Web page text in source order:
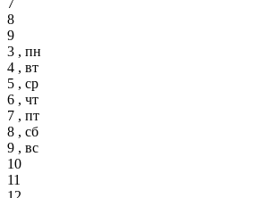
8
9
3 , пн
4 , вт
5 , ср
6 , чт
7 , пт
8 , сб
9 , вс
10
11